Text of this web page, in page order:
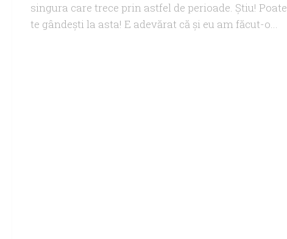
singura care trece prin astfel de perioade. Ştiu! Poate
te gândeşti la asta! E adevărat că şi eu am făcut-o...